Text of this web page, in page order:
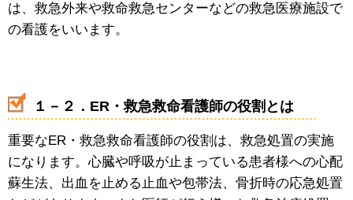
は、救急外来や救命救急センターなどの救急医療施設で
の看護をいいます。
１－２．ER・救急救命看護師の役割とは
重要なER・救急救命看護師の役割は、救急処置の実施
になります。心臓や呼吸が止まっている患者様への心配
蘇生法、出血を止める止血や包帯法、骨折時の応急処置